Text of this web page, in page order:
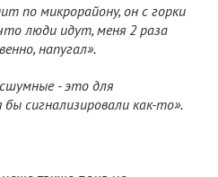
по микрорайону, он с горки
люди идут, меня 2 раза
напугал».
- это для
сигнализировали как-то».